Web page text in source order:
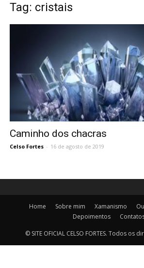
de
Almeida
Tag: cristais
Caminho dos chacras
Celso Fortes - 16 de agosto de 2019
Home Sobre mim Xamanismo
Depoimentos
© SITE OFICIAL CELSO FORTES. Todos os